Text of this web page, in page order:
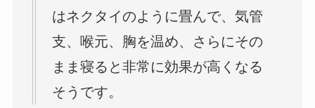
はネクタイのように畳んで、気管
支、喉元、胸を温め、さらにその
まま寝ると非常に効果が高くなる
そうです。